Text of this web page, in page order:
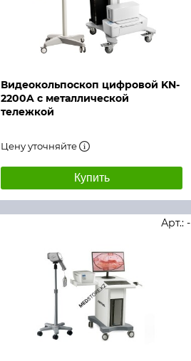
Видеокольпоскоп цифровой KN-
2200A с металлической
тележкой
Цену уточняйте
Купить
Быстрый просмотр
Арт.: -